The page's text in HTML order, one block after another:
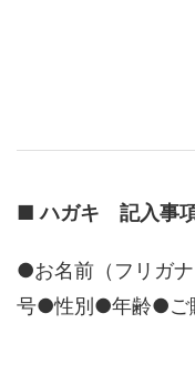
■ハガキ 記入事
●お名前（フリガ
号●性別●年齢●ご